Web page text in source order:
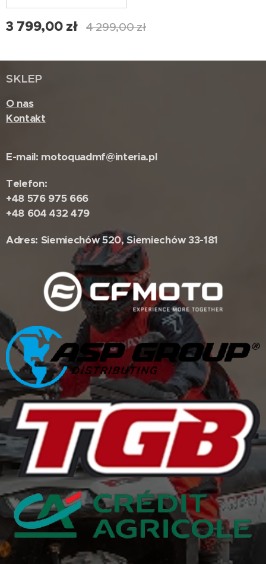
3 799,00zł 4 299,00zł
SKLEP
O nas
Kontakt
E-mail: motoquadmf@interia.pl
Telefon:
+48 576 975 666
+48 604 432 479
Adres: Siemiechów 520, Siemiechów 33-181